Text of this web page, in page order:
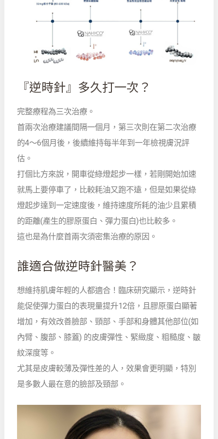
『逆時針』多久打一次？
完整療程為三次治療。
首兩次治療建議間隔一個月，第三次則在第二次治療
的4～6個月後，後續維持每半年到一年檢視膚況評
估。
打個比方來說，開車從綠燈起步一樣，若剛開始加速
就馬上要停車了，比較耗油又跑不遠，但是如果從綠
燈起步達到一定速度後，維持速度所耗的油少且累積
的距離(產生的膠原蛋白、彈力蛋白)也比較多。
這也是為什麼首兩次須密集治療的原因。
誰適合做逆時針醫美？
想維持肌膚年輕的人都適合！臨床研究顯示，逆時針
能促使彈力蛋白的表現量提升12倍，且膠原蛋白顯著
增加，有效改善臉部、頸部、手部和身體其他部位(如
內臂、腹部、膝蓋) 的皮膚彈性、緊緻度、粗糙度、皺
紋深度等。
尤其是皮膚較薄及彈性差的人，效果會更明顯，特別
是多數人最在意的臉部及頸部。